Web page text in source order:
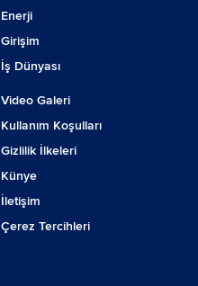
Enerji
Girişim
İş Dünyası
Video Galeri
Kullanım Koşulları
Gizlilik İlkeleri
Künye
İletişim
Çerez Tercihleri